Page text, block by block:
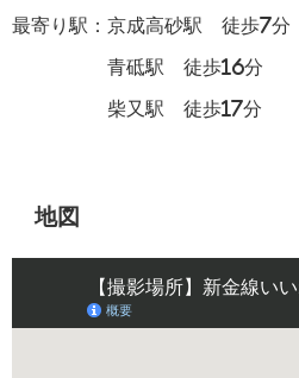
最寄り駅：京成高砂駅 徒歩7分
青砥駅 徒歩16分
柴又駅 徒歩17分
地図